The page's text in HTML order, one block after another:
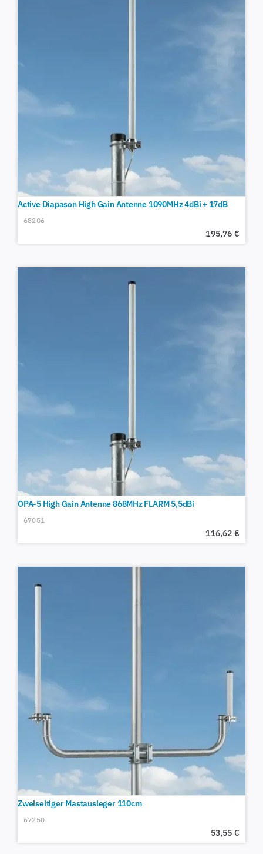
Active Diapason High Gain Antenne 1090MHz 4dBi + 17dB
68206
195,76 €
OPA-5 High Gain Antenne 868MHz FLARM 5,5dBi
67051
116,62 €
Zweiseitiger Mastausleger 110cm
67250
53,55 €